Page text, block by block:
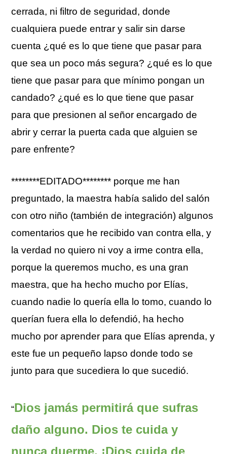
cerrada, ni filtro de seguridad, donde
cualquiera puede entrar y salir sin darse
cuenta ¿qué es lo que tiene que pasar para
que sea un poco más segura? ¿qué es lo que
tiene que pasar para que mínimo pongan un
candado? ¿qué es lo que tiene que pasar
para que presionen al señor encargado de
abrir y cerrar la puerta cada que alguien se
pare enfrente?
********EDITADO******** porque me han
preguntado, la maestra había salido del salón
con otro niño (también de integración) algunos
comentarios que he recibido van contra ella, y
la verdad no quiero ni voy a irme contra ella,
porque la queremos mucho, es una gran
maestra, que ha hecho mucho por Elías,
cuando nadie lo quería ella lo tomo, cuando lo
querían fuera ella lo defendió, ha hecho
mucho por aprender para que Elías aprenda, y
este fue un pequeño lapso donde todo se
junto para que sucediera lo que sucedió.
“Dios jamás permitirá que sufras
daño alguno. Dios te cuida y
nunca duerme. ¡Dios cuida de